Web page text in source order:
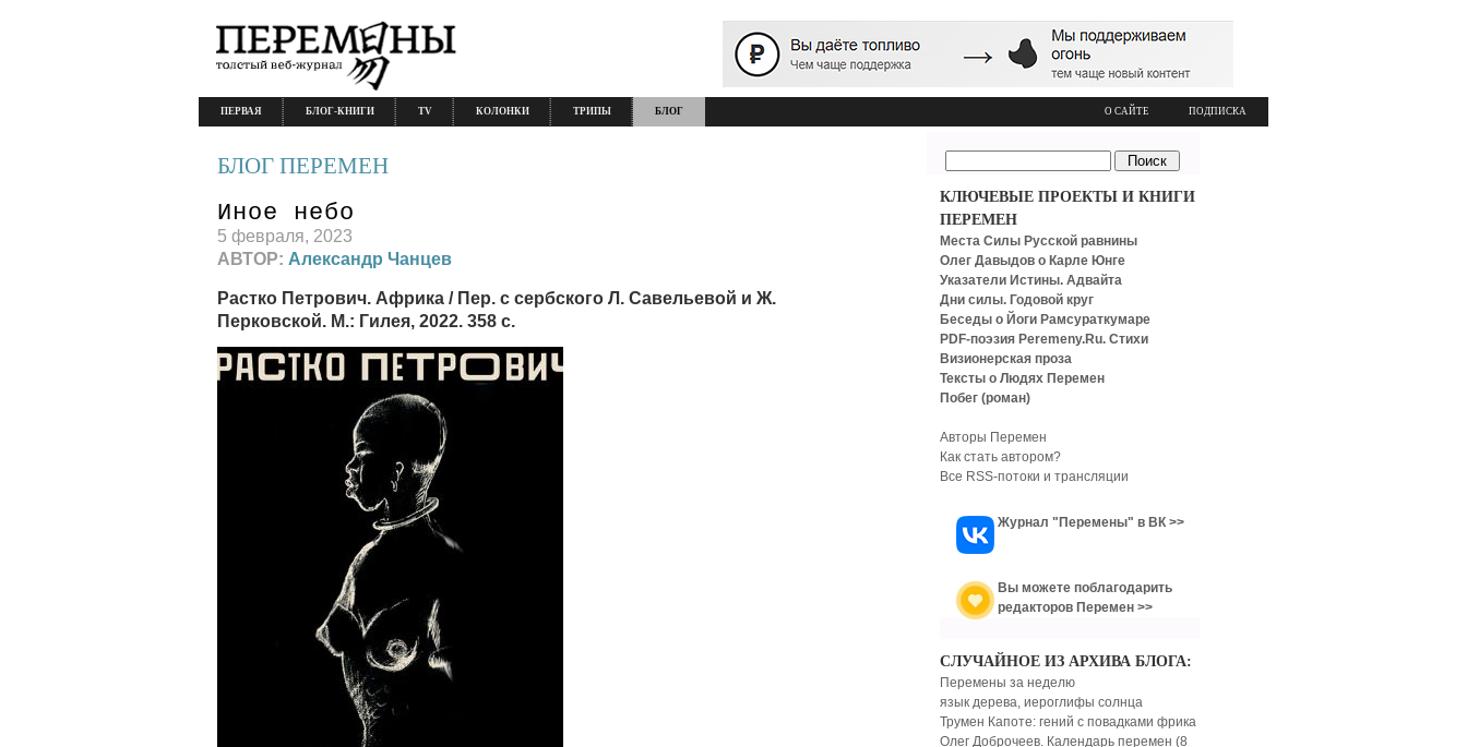
О САЙТЕ ПОДПИСКА
ПЕРВАЯ БЛОГ-КНИГИ TV КОЛОНКИ ТРИПЫ БЛОГ
БЛОГ ПЕРЕМЕН
Иное небо
5 февраля, 2023
АВТОР: Александр Чанцев
Растко Петрович. Африка / Пер. с сербского Л. Савельевой и Ж.
Перковской. М.: Гилея, 2022. 358 с.
КЛЮЧЕВЫЕ ПРОЕКТЫ И КНИГИ
ПЕРЕМЕН
Места Силы Русской равнины
Олег Давыдов о Карле Юнге
Указатели Истины. Адвайта
Дни силы. Годовой круг
Беседы о Йоги Рамсураткумаре
PDF-поэзия Peremeny.Ru. Стихи
Визионерская проза
Тексты о Людях Перемен
Побег (роман)
Авторы Перемен
Как стать автором?
Все RSS-потоки и трансляции
Журнал "Перемены" в ВК >>
Вы можете поблагодарить
редакторов Перемен >>
СЛУЧАЙНОЕ ИЗ АРХИВА БЛОГА:
Перемены за неделю
язык дерева, иероглифы солнца
Трумен Капоте: гений с повадками фрика
Олег Доброчеев. Календарь перемен (8